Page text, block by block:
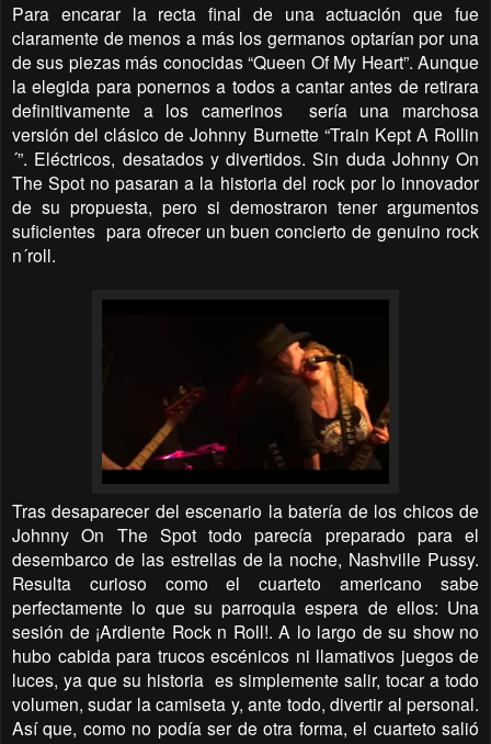
Para encarar la recta final de una actuación que fue
claramente de menos a más los germanos optarían por una
de sus piezas más conocidas “Queen Of My Heart”. Aunque
la elegida para ponernos a todos a cantar antes de retirara
definitivamente a los camerinos
sería una marchosa
versión del clásico de Johnny Burnette “Train Kept A Rollin
´”. Eléctricos, desatados y divertidos. Sin duda Johnny On
The Spot no pasaran a la historia del rock por lo innovador
de su propuesta, pero si demostraron tener argumentos
suficientes para ofrecer un buen concierto de genuino rock
n´roll.
Tras desaparecer del escenario la batería de los chicos de
Johnny On The Spot todo parecía preparado para el
desembarco de las estrellas de la noche, Nashville Pussy.
Resulta curioso como el cuarteto americano sabe
perfectamente lo que su parroquia espera de ellos: Una
sesión de ¡Ardiente Rock n Roll!. A lo largo de su show no
hubo cabida para trucos escénicos ni llamativos juegos de
luces, ya que su historia es simplemente salir, tocar a todo
volumen, sudar la camiseta y, ante todo, divertir al personal.
Así que, como no podía ser de otra forma, el cuarteto salió